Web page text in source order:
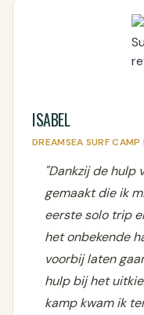
ISABEL
DREAMSEA SURF CAMP
"Dankzij de hulp
gemaakt die ik
eerste solo trip
het onbekende
voorbij laten
hulp bij het
kamp kwam ik